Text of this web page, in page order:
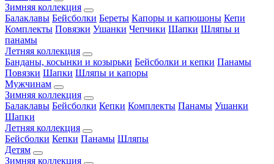
Зимняя коллекция
Балаклавы Бейсболки Береты Капоры и капюшоны Кепи
Комплекты Повязки Ушанки Чепчики Шапки Шляпы и
панамы
Летняя коллекция
Банданы, косынки и козырьки Бейсболки и кепки Панамы
Повязки Шапки Шляпы и капоры
Мужчинам
Зимняя коллекция
Балаклавы Бейсболки Кепки Комплекты Панамы Ушанки
Шапки
Летняя коллекция
Бейсболки Кепки Панамы Шляпы
Детям
Зимняя коллекция